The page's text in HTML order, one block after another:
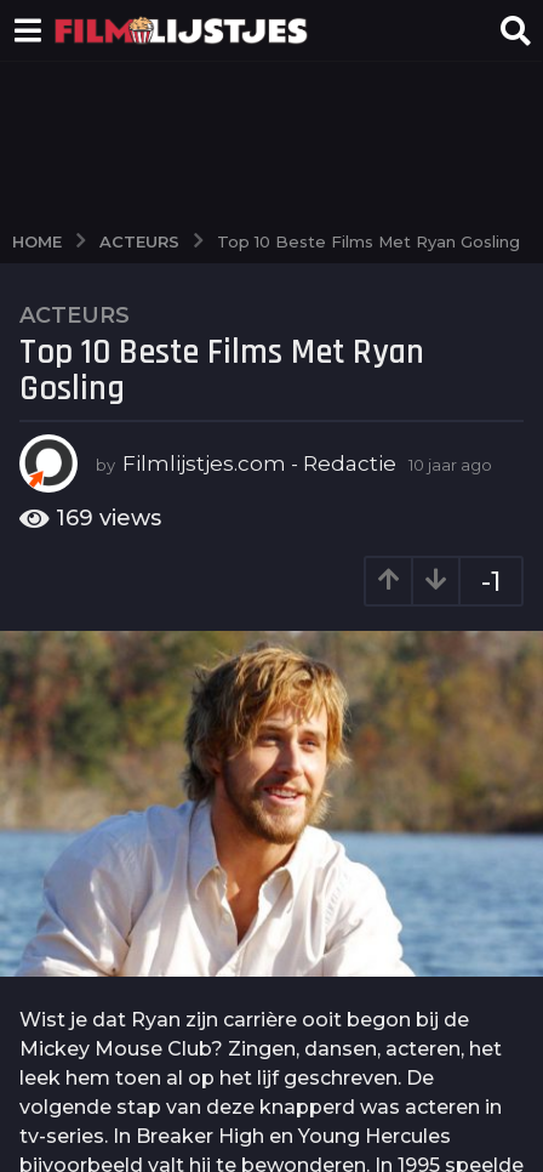
HOME ACTEURS Top 10 Beste Films Met Ryan Gosling
1
0
j
a
r
a
g
j
a
r
a
ACTEURS
Top 10 Beste Films Met Ryan
Gosling
by Filmlijstjes.com - Redactie 10 jaar ago
r
169 views
-1
Wist je dat Ryan zijn carrière ooit begon bij de
Mickey Mouse Club? Zingen, dansen, acteren, het
leek hem toen al op het lijf geschreven. De
volgende stap van deze knapperd was acteren in
tv-series. In Breaker High en Young Hercules
bijvoorbeeld valt hij te bewonderen. In 1995 speelde